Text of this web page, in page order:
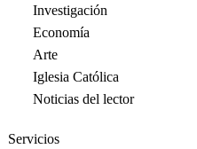
Investigación
Economía
Arte
Iglesia Católica
Noticias del lector
Servicios